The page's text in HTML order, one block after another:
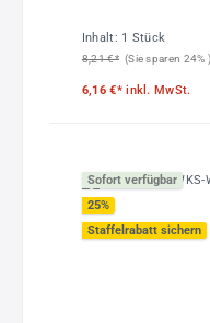
Inhalt: 1 Stück
8,21 €* (Sie sparen 24% )
6,16 €*inkl. MwSt.
Sofort verfügbar
25%
Staffelrabatt sichern